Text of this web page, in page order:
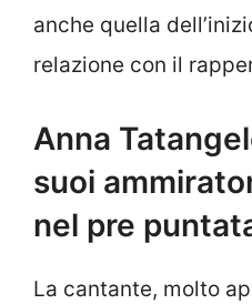
anche quella
relazione con il
Anna
suoi
nel pre
La cantante, molto